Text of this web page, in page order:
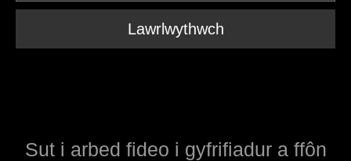
Lawrlwythwch
Sut i arbed fideo i gyfrifiadur a ffôn